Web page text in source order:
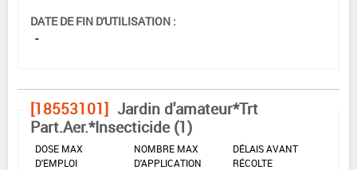
DATE DE FIN D'UTILISATION :
-
[18553101] Jardin d'amateur*Trt
Part.Aer.*Insecticide (1)
DOSE MAX
D'EMPLOI
NOMBRE MAX
D'APPLICATION
DÉLAIS AVANT
RÉCOLTE